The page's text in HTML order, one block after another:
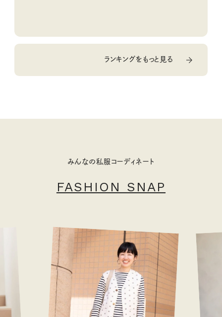
ランキングをもっと見る
みんなの私服コーディネート
FASHION SNAP